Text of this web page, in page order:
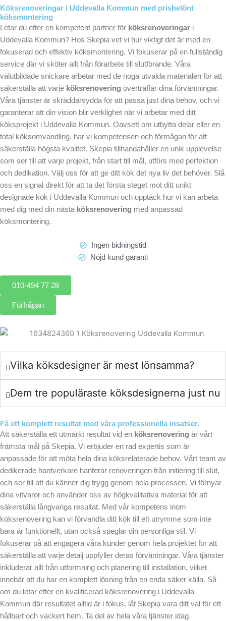
Köksrenoveringar i Uddevalla Kommun med prisbelönt
köksmontering
Letar du efter en kompetent partner för köksrenoveringar i
Uddevalla Kommun? Hos Skepia vet vi hur viktigt det är med en
fokuserad och effektiv köksmontering. Vi fokuserar på en fullständig
service där vi sköter allt från förarbete till slutförande. Våra
välutbildade snickare arbetar med de noga utvalda materialen för att
säkerställa att varje köksrenovering överträffar dina förväntningar.
Våra tjänster är skräddarsydda för att passa just dina behov, och vi
garanterar att din vision blir verklighet när vi arbetar med ditt
köksprojekt i Uddevalla Kommun. Oavsett om utbytta delar eller en
total köksomvandling, har vi kompetensen och förmågan för att
säkerställa högsta kvalitet. Skepia tillhandahåller en unik upplevelse
som ser till att varje projekt, från start till mål, utförs med perfektion
och dedikation. Välj oss för att ge ditt kök det nya liv det behöver. Slå
oss en signal direkt för att ta det första steget mot ditt unikt
designade kök i Uddevalla Kommun och upptäck hur vi kan arbeta
med dig med din nästa köksrenovering med anpassad
köksmontering.
Ingen bidningstid
Nöjd kund garanti
010-494 77 28
Förfrågan
Vilka köksdesigner är mest lönsamma?
Dem tre populäraste köksdesignerna just nu
Få ett komplett resultat med våra professionella insatser.
Att säkerställa ett utmärkt resultat vid en köksrenovering är vårt
främsta mål på Skepia. Vi erbjuder en rad expertis som är
anpassade för att möta hela dina köksrelaterade behov. Vårt team av
dedikerade hantverkare hanterar renoveringen från initiering till slut,
och ser till att du känner dig trygg genom hela processen. Vi förnyar
dina vitvaror och använder oss av högkvalitativa material för att
säkerställa långvariga resultat. Med vår kompetens inom
köksrenovering kan vi förvandla ditt kök till ett utrymme som inte
bara är funktionellt, utan också speglar din personliga stil. Vi
fokuserar på att engagera våra kunder genom hela projektet för att
säkerställa att varje detalj uppfyller deras förväntningar. Våra tjänster
inkluderar allt från utformning och planering till installation, vilket
innebär att du har en komplett lösning från en enda säker källa. Så
om du letar efter en kvalificerad köksrenovering i Uddevalla
Kommun där resultatet alltid är i fokus, låt Skepia vara ditt val för ett
hållbart och vackert hem. Ta del av hela våra tjänster idag.